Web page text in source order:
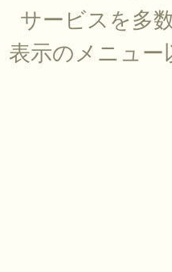
サービスを多
表示のメニュ